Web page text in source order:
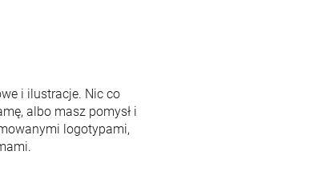
i ilustracje. Nic co
albo masz pomysł i
logotypami,